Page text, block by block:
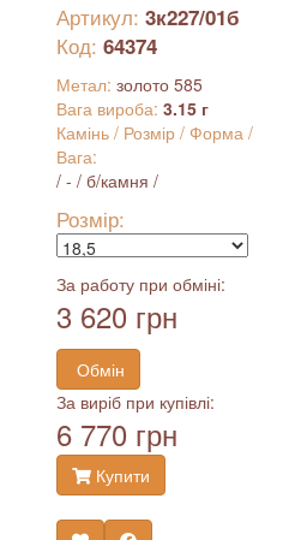
Артикул: 3к227/01б
Код: 64374
Метал: золото 585
Вага вироба: 3.15 г
Камінь / Розмір / Форма /
Вага:
/ - / б/камня /
Розмір:
За работу при обміні:
3 620 грн
Обмін
За виріб при купівлі:
6 770 грн
Купити